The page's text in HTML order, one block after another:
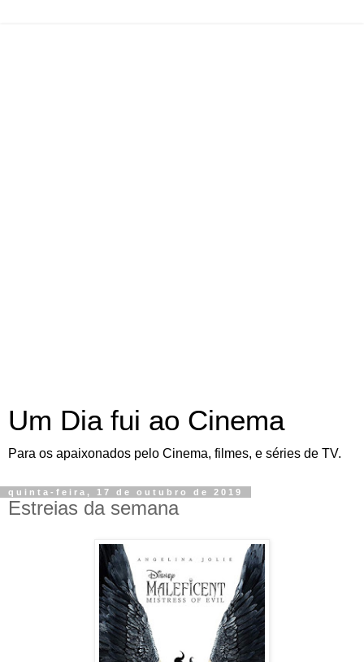
Um Dia fui ao Cinema
Para os apaixonados pelo Cinema, filmes, e séries de TV.
quinta-feira, 17 de outubro de 2019
Estreias da semana